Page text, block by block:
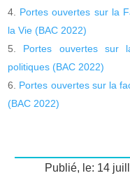
Portes ouvertes sur la
la Vie (BAC 2022)
Portes ouvertes sur
politiques (BAC 2022)
Portes ouvertes sur la
(BAC 2022)
Publié, le: 14